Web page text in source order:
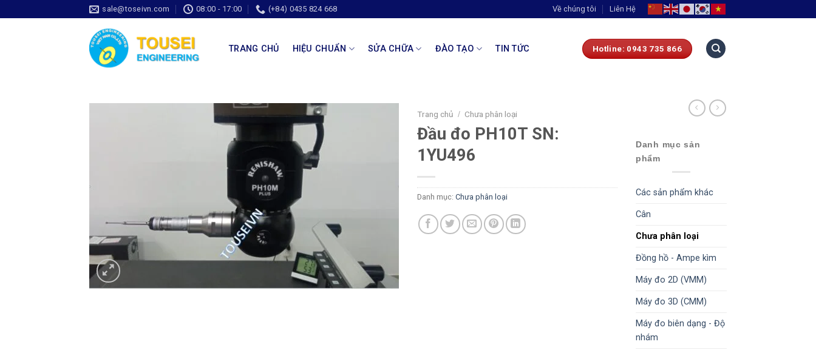
sale@toseivn.com 08:00 - 17:00 (+84) 0435 824 668 Về chúng tôi Liên Hệ
TRANG CHỦ HIỆU CHUẨN SỬA CHỮA ĐÀO TẠO TIN TỨC Hotline: 0943 735 866
Trang chủ / Chưa phân loại
Đầu đo PH10T SN:
1YU496
Danh mục: Chưa phân loại
Danh mục sản
phẩm
Các sản phẩm khác
Cân
Chưa phân loại
Đồng hồ - Ampe kìm
Máy đo 2D (VMM)
Máy đo 3D (CMM)
Máy đo biên dạng - Độ
nhám